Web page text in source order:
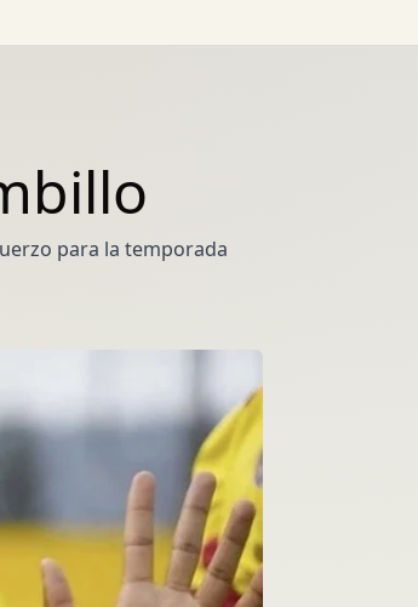
para la temporada